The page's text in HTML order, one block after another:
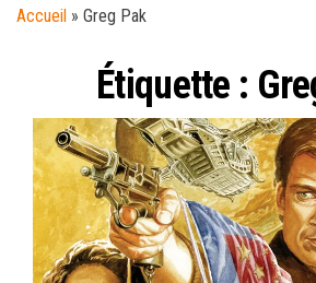
Accueil » Greg Pak
Étiquette :